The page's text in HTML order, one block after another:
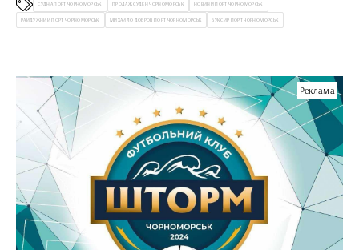
СУДНА ПОРТ ЧОРНОМОРСЬК ПРОДАЖ СУДЕН ЧОРНОМОРСЬК НОВИНИ ПОРТ ЧОРНОМОРСЬК
РАЙДУЖНИЙ ПОРТ ЧОРНОМОРСЬК МИХАЙЛО ДОБРОВ ПОРТ ЧОРНОМОРСЬК БУКСИР ПОРТ ЧОРНОМОРСЬК
Реклама